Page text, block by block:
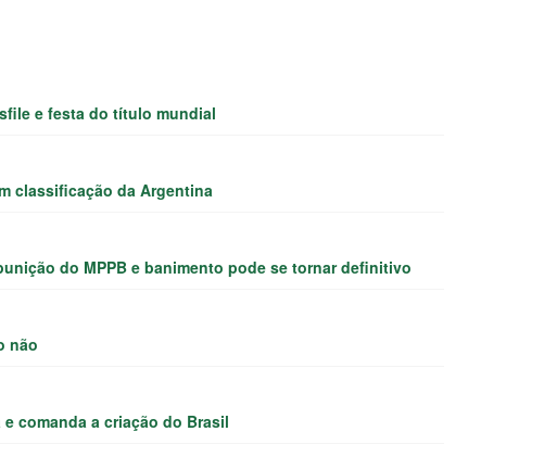
e festa do título mundial
classificação da Argentina
do MPPB e banimento pode se tornar definitivo
não
comanda a criação do Brasil